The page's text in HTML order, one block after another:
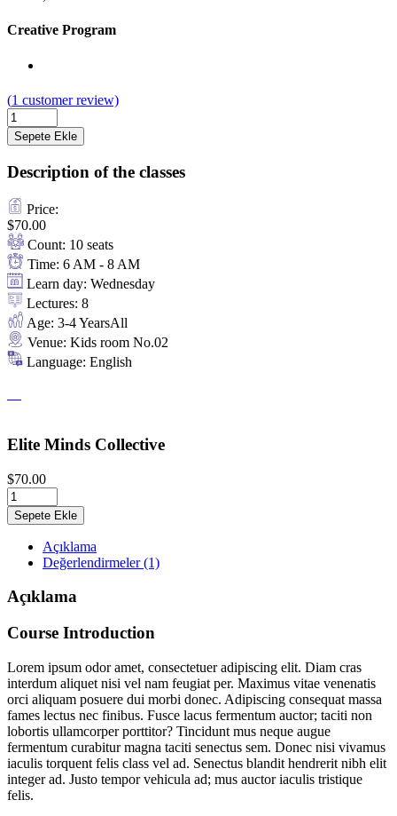
Creative Program
(1 customer review)
Sepete Ekle
Description of the classes
Price:
$70.00
Count: 10 seats
Time: 6 AM - 8 AM
Learn day: Wednesday
Lectures: 8
Age: 3-4 YearsAll
Venue: Kids room No.02
Language: English
Elite Minds Collective
$70.00
Sepete Ekle
Açıklama
Değerlendirmeler (1)
Açıklama
Course Introduction
Lorem ipsum odor amet, consectetuer adipiscing elit. Diam cras
interdum aliquet nisi vel nam feugiat per. Maximus vitae venenatis
orci aliquam posuere dui morbi donec. Adipiscing consequat massa
fames lectus nec finibus. Fusce lacus fermentum auctor; taciti non
lobortis ullamcorper porttitor? Tincidunt mus neque augue
fermentum curabitur magna taciti senectus sem. Donec nisi vivamus
iaculis torquent felis class vel ad. Senectus blandit hendrerit nibh elit
integer ad. Justo tempor vehicula ad; mus auctor iaculis tristique
felis.